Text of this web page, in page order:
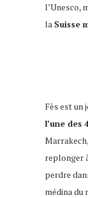
l’Unesco,
la Suisse
Fès est un
l’une des
replonger
perdre
médina du